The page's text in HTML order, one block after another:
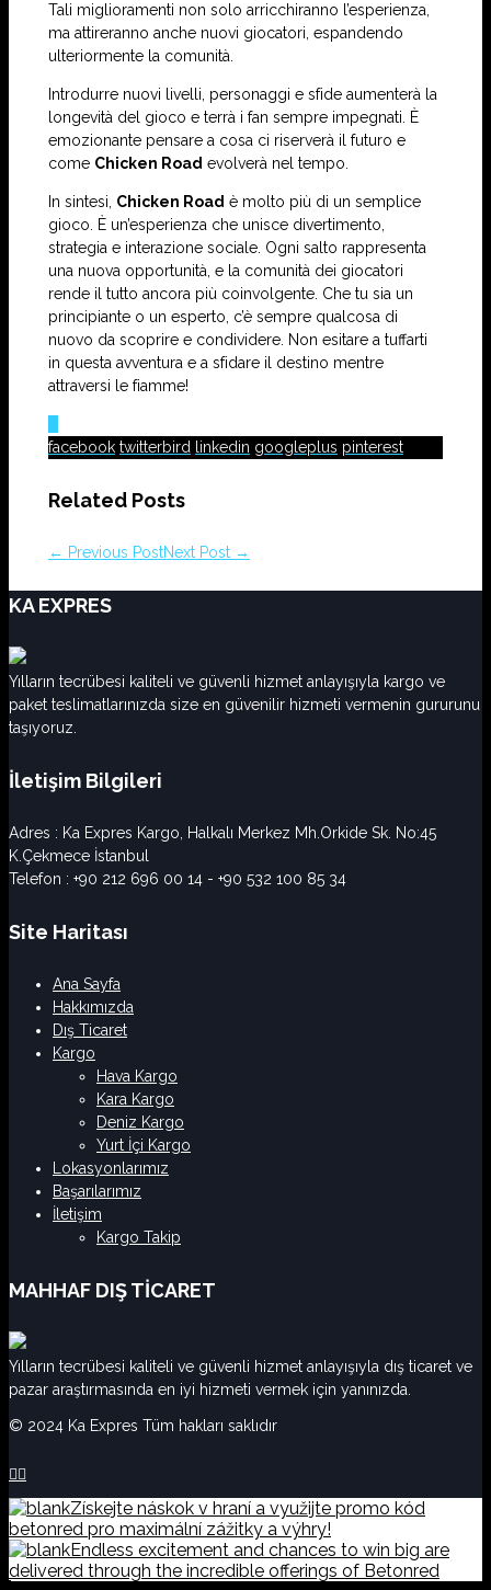
Tali miglioramenti non solo arricchiranno l’esperienza,
ma attireranno anche nuovi giocatori, espandendo
ulteriormente la comunità.
Introdurre nuovi livelli, personaggi e sfide aumenterà la
longevità del gioco e terrà i fan sempre impegnati. È
emozionante pensare a cosa ci riserverà il futuro e
come Chicken Road evolverà nel tempo.
In sintesi, Chicken Road è molto più di un semplice
gioco. È un’esperienza che unisce divertimento,
strategia e interazione sociale. Ogni salto rappresenta
una nuova opportunità, e la comunità dei giocatori
rende il tutto ancora più coinvolgente. Che tu sia un
principiante o un esperto, c’è sempre qualcosa di
nuovo da scoprire e condividere. Non esitare a tuffarti
in questa avventura e a sfidare il destino mentre
attraversi le fiamme!
facebook twitterbird linkedin googleplus pinterest
Related Posts
← Previous PostNext Post →
KA EXPRES
Yılların tecrübesi kaliteli ve güvenli hizmet anlayışıyla kargo ve
paket teslimatlarınızda size en güvenilir hizmeti vermenin gururunu
taşıyoruz.
İletişim Bilgileri
Adres : Ka Expres Kargo, Halkalı Merkez Mh.Orkide Sk. No:45
K.Çekmece İstanbul‎
Telefon : +90 212 696 00 14 - +90 532 100 85 34
Site Haritası
Ana Sayfa
Hakkımızda
Dış Ticaret
Kargo
Hava Kargo
Kara Kargo
Deniz Kargo
Yurt İçi Kargo
Lokasyonlarımız
Başarılarımız
İletişim
Kargo Takip
MAHHAF DIŞ TİCARET
Yılların tecrübesi kaliteli ve güvenli hizmet anlayışıyla dış ticaret ve
pazar araştırmasında en iyi hizmeti vermek için yanınızda.
© 2024 Ka Expres Tüm hakları saklıdır

Získejte náskok v hraní a využijte promo kód
betonred pro maximální zážitky a výhry!
Endless excitement and chances to win big are
delivered through the incredible offerings of Betonred